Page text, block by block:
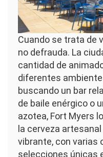
Cuando se trata de
no defrauda. La
cantidad de
diferentes
buscando un bar
de baile enérgico o
azotea, Fort Myers
la cerveza
vibrante, con varias
selecciones únicas